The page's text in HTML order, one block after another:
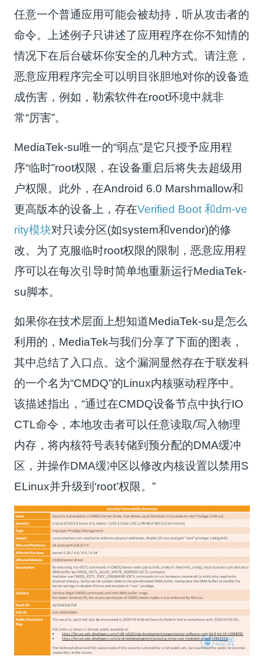
任意一个普通应用可能会被劫持，听从攻击者的
命令。上述例子只讲述了应用程序在你不知情的
情况下在后台破坏你安全的几种方式。请注意，
恶意应用程序完全可以明目张胆地对你的设备造
成伤害，例如，勒索软件在root环境中就非
常“厉害”。
MediaTek-su唯一的“弱点”是它只授予应用程
序“临时”root权限，在设备重启后将失去超级用
户权限。此外，在Android 6.0 Marshmallow和
更高版本的设备上，存在Verified Boot 和dm-ve
rity模块对只读分区(如system和vendor)的修
改。为了克服临时root权限的限制，恶意应用程
序可以在每次引导时简单地重新运行MediaTek-
su脚本。
如果你在技术层面上想知道MediaTek-su是怎么
利用的，MediaTek与我们分享了下面的图表，
其中总结了入口点。这个漏洞显然存在于联发科
的一个名为“CMDQ”的Linux内核驱动程序中。
该描述指出，“通过在CMDQ设备节点中执行IO
CTL命令，本地攻击者可以任意读取/写入物理
内存，将内核符号表转储到预分配的DMA缓冲
区，并操作DMA缓冲区以修改内核设置以禁用S
ELinux并升级到‘root’权限。”